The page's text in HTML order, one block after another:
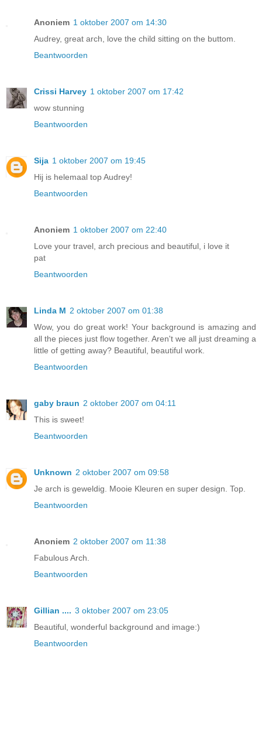
Anoniem 1 oktober 2007 om 14:30
Audrey, great arch, love the child sitting on the buttom.
Beantwoorden
Crissi Harvey 1 oktober 2007 om 17:42
wow stunning
Beantwoorden
Sija 1 oktober 2007 om 19:45
Hij is helemaal top Audrey!
Beantwoorden
Anoniem 1 oktober 2007 om 22:40
Love your travel, arch precious and beautiful, i love it
pat
Beantwoorden
Linda M 2 oktober 2007 om 01:38
Wow, you do great work! Your background is amazing and
all the pieces just flow together. Aren't we all just dreaming a
little of getting away? Beautiful, beautiful work.
Beantwoorden
gaby braun 2 oktober 2007 om 04:11
This is sweet!
Beantwoorden
Unknown 2 oktober 2007 om 09:58
Je arch is geweldig. Mooie Kleuren en super design. Top.
Beantwoorden
Anoniem 2 oktober 2007 om 11:38
Fabulous Arch.
Beantwoorden
Gillian .... 3 oktober 2007 om 23:05
Beautiful, wonderful background and image:)
Beantwoorden